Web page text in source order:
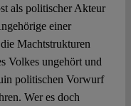
als politischer Akteur
einer
Machtstrukturen
Volkes ungehört und
politischen Vorwurf
Wer es doch